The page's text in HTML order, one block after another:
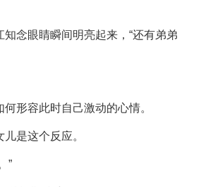
念眼睛瞬间明亮起来，“还有弟弟
形容此时自己激动的心情。
是这个反应。
”